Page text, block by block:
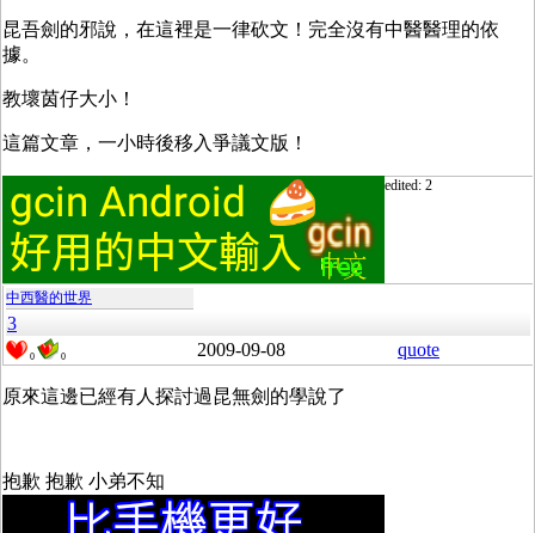
昆吾劍的邪說，在這裡是一律砍文！完全沒有中醫醫理的依
據。
教壞茵仔大小！
這篇文章，一小時後移入爭議文版！
edited: 2
中西醫的世界
3
0 0 2009-09-08 quote
原來這邊已經有人探討過昆無劍的學說了
抱歉 抱歉 小弟不知